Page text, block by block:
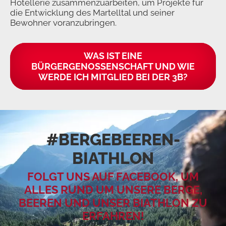
Hotellerie zusammenzuarbeiten, um Projekte für
die Entwicklung des Martelltal und seiner
Bewohner voranzubringen.
WAS IST EINE
BÜRGERGENOSSENSCHAFT UND WIE
WERDE ICH MITGLIED BEI DER 3B?
#BERGEBEEREN­
BIATHLON
FOLGT UNS AUF FACEBOOK, UM
ALLES RUND UM UNSERE BERGE,
BEEREN UND UNSER BIATHLON ZU
ERFAHREN!